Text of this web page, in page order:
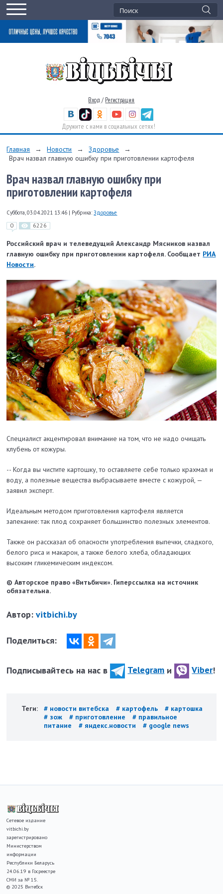
Вход / Регистрация
Дружите с нами в социальных сетях!
Главная → Новости → Здоровье
→
Врач назвал главную ошибку при приготовлении картофеля
Врач назвал главную ошибку при
приготовлении картофеля
Суббота, 03.04.2021 13:46 | Рубрика: Здоровье
0 6226
Российский врач и телеведущий Александр Мясников назвал
главную ошибку при приготовлении картофеля. Сообщает РИА
Новости.
Специалист акцентировал внимание на том, что не надо очищать
клубень от кожуры.
-- Когда вы чистите картошку, то оставляете себе только крахмал и
воду, а полезные вещества выбрасываете вместе с кожурой, —
заявил эксперт.
Идеальным методом приготовления картофеля является
запекание: так плод сохраняет большинство полезных элементов.
Также он рассказал об опасности употребления выпечки, сладкого,
белого риса и макарон, а также белого хлеба, обладающих
высоким гликемическим индексом.
© Авторское право «Витьбичи». Гиперссылка на источник
обязательна.
Автор:vitbichi.by
Поделиться:
Подписывайтесь на нас в Telegram и Viber!
Теги: # новости витебска # картофель
# картошка
# зож
# приготовление
# правильное
питание
# яндекс.новости # google news
Сетевое издание
vitbichi.by
зарегистрировано
Министерством
информации
Республики Беларусь
24.06.19 в Госреестре
СМИ за № 15.
© 2025 Витебск